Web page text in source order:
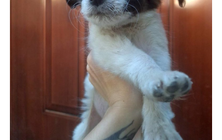
Любить товариство з людиною
А ось маленький песик більш тендітніший за його
сестричок. І в цьому його привабливість. Поряд з
ним краще не кричати, реагує навіть на це.